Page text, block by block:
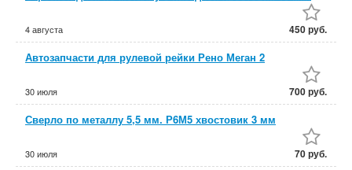
4 августа 450 руб.
Автозапчасти для рулевой рейки Рено Меган 2
30 июля 700 руб.
Сверло по металлу 5,5 мм. Р6М5 хвостовик 3 мм
30 июля 70 руб.